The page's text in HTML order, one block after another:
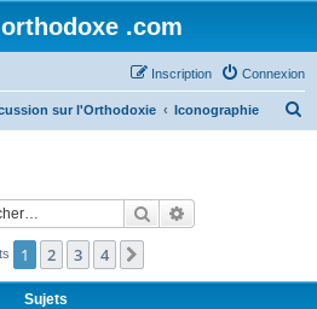
.com
Connexion
Inscription
sur l'Orthodoxie Iconographie
c
Rechercher
1 2 3 4
Sujets